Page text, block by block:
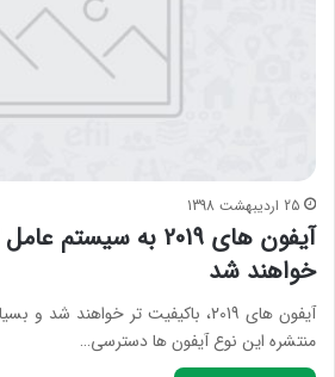
25 اردیبهشت 1398
خواهند شد
آیفون های 2019، باکیفیت تر خواهند
منتشره این نوع آیفون ها دسترسی…